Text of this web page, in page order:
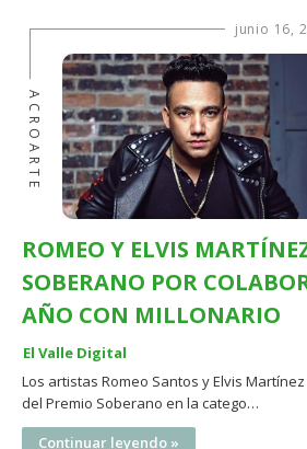
junio 16,
ACROARTE
ROMEO Y ELVIS
SOBERANO POR
AÑO CON MILLONARIO
El Valle Digital
Los artistas Romeo Santos y Elvis
del Premio Soberano en la catego…
Continuar leyendo »